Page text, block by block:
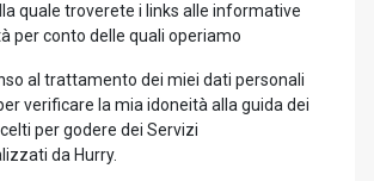
quale troverete i links alle informative
per conto delle quali operiamo
al trattamento dei miei dati personali
verificare la mia idoneità alla guida dei
per godere dei Servizi
da Hurry.